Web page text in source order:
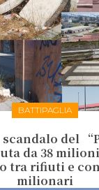
BATTIPAGLIA
del
da 38
tra rifiuti e
milionari